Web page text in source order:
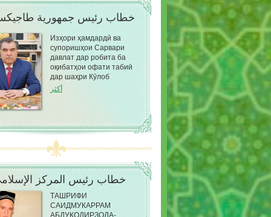
خطاب رئيس جمهورية
Изҳори ҳамдардӣ ва
супоришҳои Сарвари
давлат дар робита ба
оқибатҳои офати табиӣ
дар шаҳри Кӯлоб
أكثر
خطاب رئيس المركز
ТАШРИФИ
САИДМУКАРРАМ
АБДУҚОДИРЗОДА-